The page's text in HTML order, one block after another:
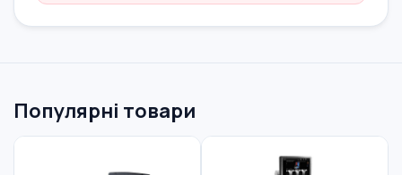
Популярні товари